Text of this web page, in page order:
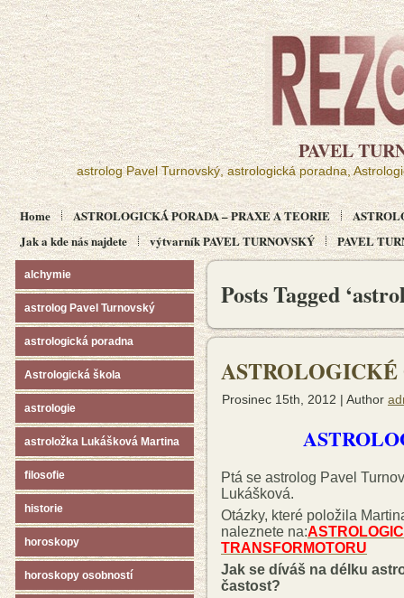
PAVEL
astrolog Pavel Turnovský, astrologická poradna,
Home ASTROLOGICKÁ PORADA – PRAXE A TEORIE
Jak a kde nás najdete
výtvarník PAVEL TURNOVSKÝ PAVEL
alchymie
astrolog Pavel Turnovský
astrologická poradna
Astrologická škola
astrologie
astroložka Lukášková Martina
filosofie
historie
horoskopy
horoskopy osobností
Posts Tagged
Prosinec 15th, 2012 | Author
Ptá se astrolog Pavel
Lukášková.
Otázky, které položila
naleznete na:
TRANSFORMOTORU
Jak se díváš na délku
častost?